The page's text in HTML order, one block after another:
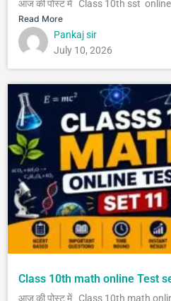
आज की पोस्ट में Class 10th sst
Read More
Pankaj sir
July 10, 2026
Class 10th math online Test
आज की पोस्ट में Class 10th math